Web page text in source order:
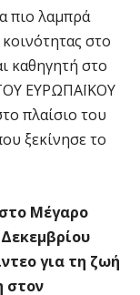
πιο λαμπρά
στο
καθηγητή στο
ΕΥΡΩΠΑΪΚΟΥ
πλαίσιο του
ξεκίνησε το
Μέγαρο
για τη ζωή
στον